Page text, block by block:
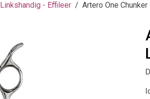
Linkshandig - Effileer Artero One